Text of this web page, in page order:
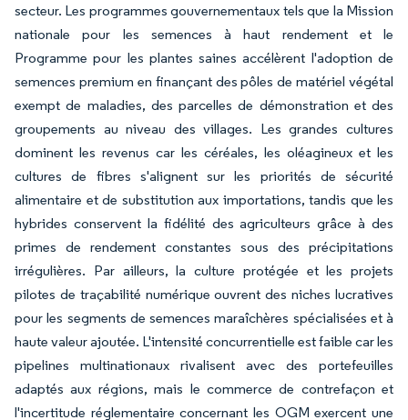
secteur. Les programmes gouvernementaux tels que la Mission
nationale pour les semences à haut rendement et le
Programme pour les plantes saines accélèrent l'adoption de
semences premium en finançant des pôles de matériel végétal
exempt de maladies, des parcelles de démonstration et des
groupements au niveau des villages. Les grandes cultures
dominent les revenus car les céréales, les oléagineux et les
cultures de fibres s'alignent sur les priorités de sécurité
alimentaire et de substitution aux importations, tandis que les
hybrides conservent la fidélité des agriculteurs grâce à des
primes de rendement constantes sous des précipitations
irrégulières. Par ailleurs, la culture protégée et les projets
pilotes de traçabilité numérique ouvrent des niches lucratives
pour les segments de semences maraîchères spécialisées et à
haute valeur ajoutée. L'intensité concurrentielle est faible car les
pipelines multinationaux rivalisent avec des portefeuilles
adaptés aux régions, mais le commerce de contrefaçon et
l'incertitude réglementaire concernant les OGM exercent une